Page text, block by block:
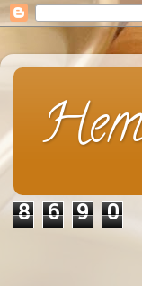
8 6 9 0